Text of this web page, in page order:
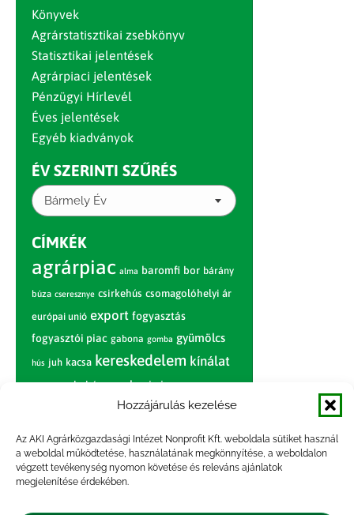
Hozzájárulás kezelése
Az AKI Agrárközgazdasági Intézet Nonprofit Kft. weboldala sütiket használ
a weboldal működtetése, használatának megkönnyítése, a weboldalon
végzett tevékenység nyomon követése és releváns ajánlatok
megjelenítése érdekében.
Könyvek
Agrárstatisztikai zsebkönyv
Statisztikai jelentések
Agrárpiaci jelentések
Pénzügyi Hírlevél
Éves jelentések
Egyéb kiadványok
ÉV SZERINTI SZŰRÉS
Bármely Év
CÍMKÉK
agrárpiac alma baromfi bor bárány
búza cseresznye csirkehús csomagolóhelyi ár
európai unió export fogyasztás
fogyasztói piac gabona gomba gyümölcs
hús juh kacsa kereskedelem kínálat
körte marhahús nagybani piac narancs
nemzetközi árinformációk
paradicsom piac piaci jelentés
pulyka pulykahús sertés sertéshús
szarvasmarha termelés
termelői